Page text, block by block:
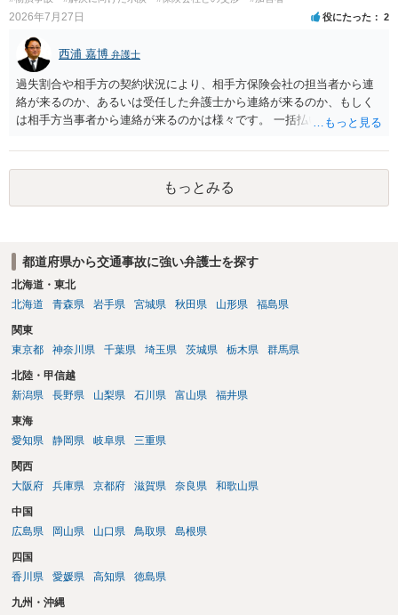
2026年7月27日 役にたった 2
西浦 嘉博 弁護士
過失割合や相手方の契約状況により、相手方保険会社の担当者から連
絡が来るのか、あるいは受任した弁護士から連絡が来るのか、もしく
は相手方当事者から連絡が来るのかは様々です。 一括払いや分割払い
金の支払いにつき、分割払いに合意すれば、和解は可能です。 他方で
合意しなければ和解できないことになります。 今後の見通しを知る為
に、交渉の方向性につき、最寄りの法律事務所で相談だけでもされる
ことも検討ください。
もっとみる
都道府県から交通事故に強い弁護士を探す
北海道・東北
北海道
青森県 岩手県 宮城県 秋田県 山形県 福島県
関東
東京都
神奈川県 千葉県 埼玉県 茨城県 栃木県 群馬県
北陸・甲信越
新潟県
長野県 山梨県 石川県 富山県 福井県
東海
愛知県
静岡県 岐阜県 三重県
関西
大阪府
兵庫県 京都府 滋賀県 奈良県 和歌山県
中国
広島県
岡山県 山口県 鳥取県 島根県
四国
香川県
愛媛県 高知県 徳島県
九州・沖縄